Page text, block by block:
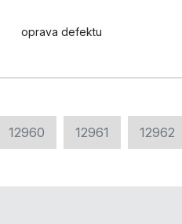
oprava defektu
12960 12961 12962